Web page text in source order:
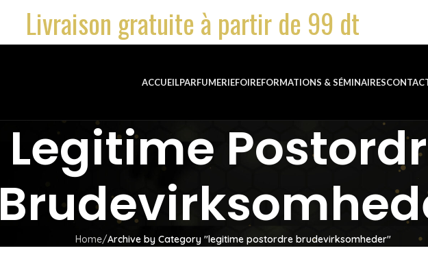
Livraison gratuite à partir de 99 dt
ACCUEILPARFUMERIEFOIREFORMATIONS & SÉMINAIRES
Legitime
Home Archive by Category "legitime postordre brudevirksomheder"